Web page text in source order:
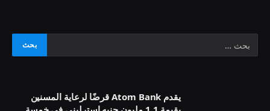
يقدم Atom Bank قرضًا لرعاية المسنين